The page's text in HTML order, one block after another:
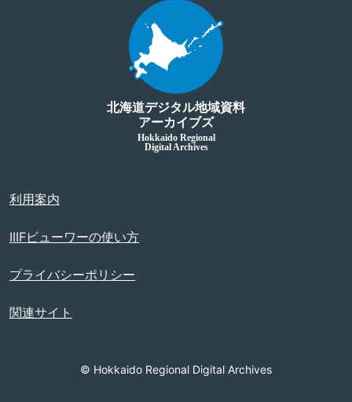
北海道デジタル地域資料
アーカイブズ
Hokkaido Regional
Digital Archives
利用案内
IIIFビューワーの使い方
プライバシーポリシー
関連サイト
© Hokkaido Regional Digital Archives